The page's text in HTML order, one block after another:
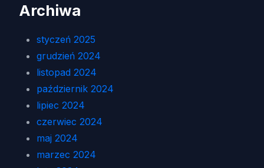
Archiwa
styczeń 2025
grudzień 2024
listopad 2024
październik 2024
lipiec 2024
czerwiec 2024
maj 2024
marzec 2024